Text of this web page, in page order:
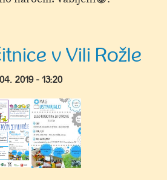
v Vili Rožle
2019 - 13:20